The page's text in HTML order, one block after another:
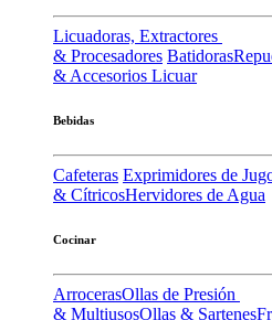
Licuadoras, Extractores
& Procesadores Batidoras
& Accesorios Licuar
Bebidas
Cafeteras Exprimidores de
& CítricosHervidores de Agua
Cocinar
ArrocerasOllas de Presión
& MultiusosOllas & Sartenes